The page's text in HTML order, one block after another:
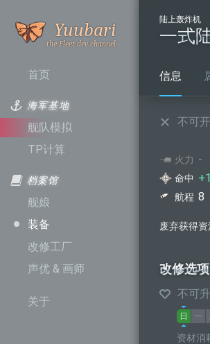
是谁呼
叫舰队 Yuubari
首页
海军基地
舰队模拟
TP计算
档案馆
舰娘
装备
改修工厂
声优 & 画师
关于
陆上轰炸机
一式
信息
不可
火力 -
命中 +1
航程 8
废弃获得资
改修选项
不可
日 一
资材消